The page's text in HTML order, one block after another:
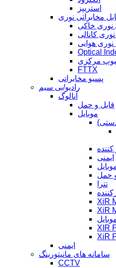
استریپز
مخابراتی نوری
نوری خاکی
کانالی
نوری هوایی
Optical
تیوپ مرکزی
FTTX
پسیو مخابراتی
رادیو/بی سیم
آنالوگ
قابل و حمل
موبایل
کننده
ایمنی
حمل
تترا
XiR
XiR
XIR
XiR
ایمنی
سامانه های مانیتورینگ
CCTV